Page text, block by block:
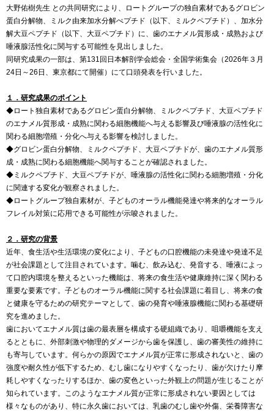
大野佑樹先生 との共同研究により、ロートグループの独自素材であるグロビン
蛋白分解物、ミルク由来加水分解ぺプチド（以下、ミルクペプチド）、加水分
解大豆ペプチド（以下、大豆ペプチド）に、歯のエナメル質形成・成熟および
唾液腺活性化に関与する可能性を見出しました。
同研究成果の一部は、第131回日本解剖学会総会・全国学術集会（2026年３月
24日～26日、東京都にて開催）にて口頭発表を行いました。
１．研究成果のポイント
◆ロート独自素材であるグロビン蛋白分解物、ミルクペプチド、大豆ペプチド
のエナメル質形成・成熟に関わる細胞機能へ与える影響及び唾液腺の活性化に
関わる細胞増殖・分化へ与える影響を検討しました。
◆グロビン蛋白分解物、ミルクペプチド、大豆ペプチドが、歯のエナメル質形
成・成熟に関わる細胞機能へ関与することが確認されました。
◆ミルクペプチド、大豆ペプチドが、唾液腺の活性化に関わる細胞増殖・分化
に関連する変化が観察されました。
◆ロートグループ独自素材が、子どものオーラル機能発達や将来的なオーラル
フレイル対策に応用できる可能性が示唆されました。
２．研究の背景
近年、食生活や生活環境の変化により、子どもの口腔機能の未発達や発達不足
が社会課題として注目されています。噛む、飲み込む、発音する、唾液によっ
て口腔内環境を整えるといった機能は、将来の食生活や健康維持に深く関わる
重要な要素です。子どものオーラル機能に関する社会課題に着目し、将来の食
と健康を守るための研究テーマとして、歯の発育や唾液腺機能に関わる基礎研
究を進めました。
歯においてエナメル質は歯の最表層を構成する硬組織であり、咀嚼機能を支え
るとともに、外部刺激や物理的ダメージから歯を保護し、歯の審美性の維持に
も寄与しています。何らかの原因でエナメル質が正常に形成されないと、歯の
強度や耐久性が低下するため、むし歯になりやすくなったり、歯が欠けたり摩
耗しやすくなったりするほか、歯の変色といった外観上の問題が生じることが
知られています。このようなエナメル質が正常に形成されない要因としては
様々なものがあり、特に永久歯においては、乳歯のむし歯や外傷、栄養障害な